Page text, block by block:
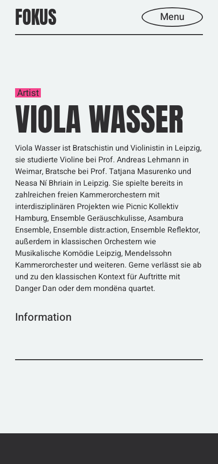
contentFOKUS Menu
Artist
VIOLA WASSER
Viola Wasser ist Bratschistin und Violinistin in Leipzig,
sie studierte Violine bei Prof. Andreas Lehmann in
Weimar, Bratsche bei Prof. Tatjana Masurenko und
Neasa Ní Bhriain in Leipzig. Sie spielte bereits in
zahlreichen freien Kammerorchestern mit
interdisziplinären Projekten wie Picnic Kollektiv
Hamburg, Ensemble Geräuschkulisse, Asambura
Ensemble, Ensemble distr.action, Ensemble Reflektor,
außerdem in klassischen Orchestern wie
Musikalische Komödie Leipzig, Mendelssohn
Kammerorchester und weiteren. Gerne verlässt sie ab
und zu den klassischen Kontext für Auftritte mit
Danger Dan oder dem mondëna quartet.
Information